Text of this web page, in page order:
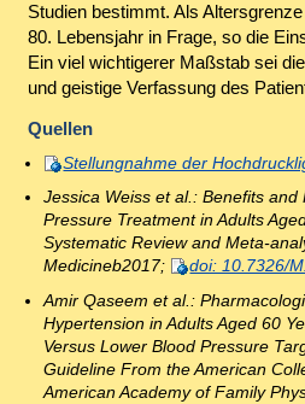
Studien bestimmt. Als
80. Lebensjahr in Frage, so die
Ein viel wichtigerer Maßstab sei
und geistige Verfassung des
Quellen
Stellungnahme der
Jessica Weiss et al.: Benefits
Pressure Treatment in Adults
Systematic Review and Meta-
Medicineb2017;
doi: 10.7326/
Amir Qaseem et al.:
Hypertension in Adults Aged 60
Versus Lower Blood Pressure
Guideline From the American
American Academy of Family